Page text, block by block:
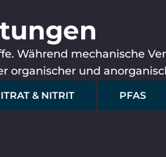
Während mechanische
organischer und
& NITRIT PFAS